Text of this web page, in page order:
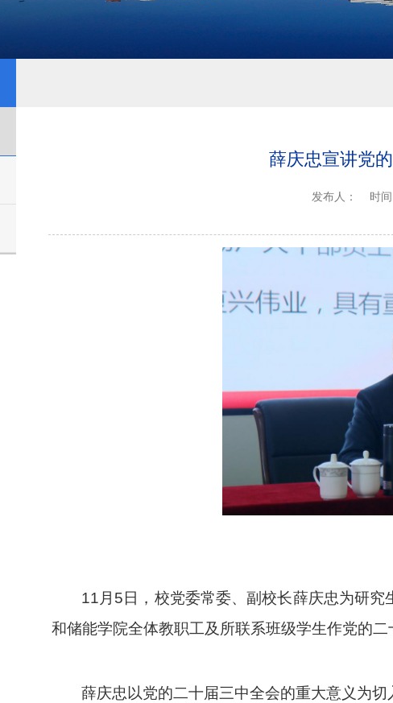
薛庆忠宣讲党
发布人： 时
11 月 5 日，校党委常委、副校长薛庆忠为研
和储能学院全体教职工及所联系班级学生作党的二
薛庆忠 以党的二十届三中全会的重大意义为切